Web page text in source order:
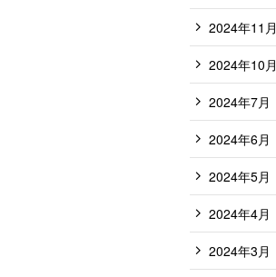
2024年11月
2024年10月
2024年7月
2024年6月
2024年5月
2024年4月
2024年3月